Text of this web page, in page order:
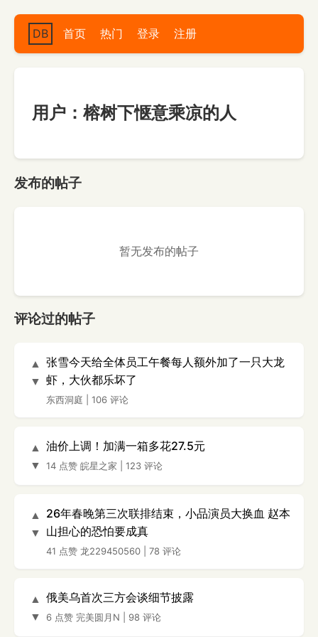
DB 首页 热门 登录 注册
用户：榕树下惬意乘凉的人
发布的帖子
暂无发布的帖子
评论过的帖子
▲
▼
张雪今天给全体员工午餐每人额外加了一只大龙
虾，大伙都乐坏了
东西洞庭 106 评论
▲
▼
油价上调！加满一箱多花27.5元
14 点赞 皖星之家 123 评论
▲
▼
26年春晚第三次联排结束，小品演员大换血 赵本
山担心的恐怕要成真
41 点赞 龙229450560 78 评论
▲
▼
俄美乌首次三方会谈细节披露
6 点赞 完美圆月N 98 评论